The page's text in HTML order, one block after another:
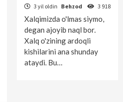
3 yil oldin Behzod 3 918
Xalqimizda o'lmas siymo,
degan ajoyib naql bor.
Xalq o'zining ardoqli
kishilarini ana shunday
ataydi. Bu…